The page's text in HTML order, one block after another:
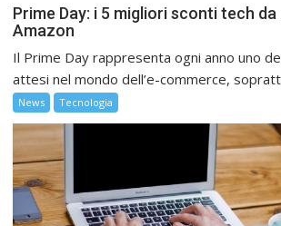
Prime Day: i 5 migliori sconti tech
Amazon
Il Prime Day rappresenta ogni anno uno
attesi nel mondo dell’e-commerce,
News Tecnologia